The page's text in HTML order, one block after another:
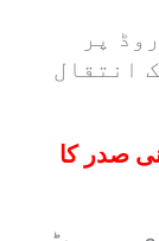
پر
انتقال
صدر کا